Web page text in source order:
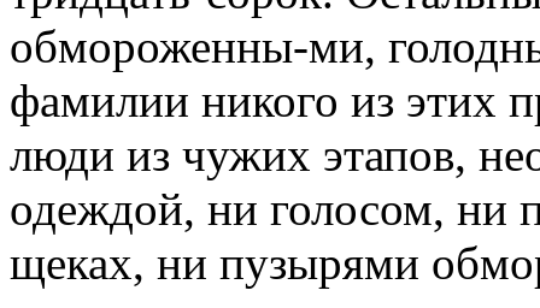
обмороженны-ми,
фамилии никого из этих
люди из чужих этапов,
одеждой, ни голосом, ни
щеках, ни пузырями